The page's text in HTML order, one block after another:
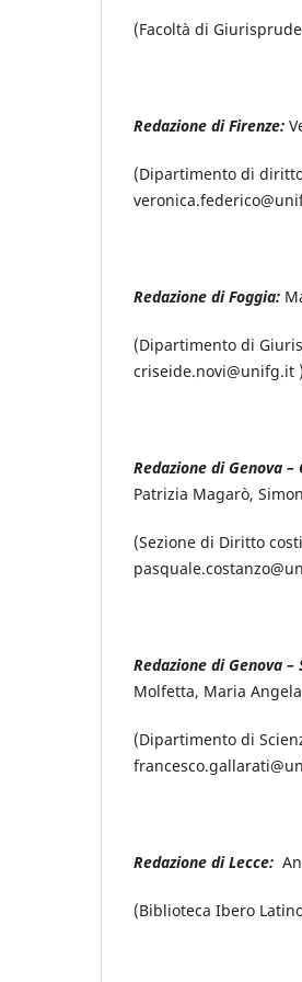
(Facoltà di
Redazione di Firenze:
(Dipartimento di diritto
Redazione di Foggia:
(Dipartimento di
criseide.novi@unifg.it )
Redazione di Genova
Patrizia Magarò,
(Sezione di Diritto
Redazione di Genova
Molfetta, Maria
(Dipartimento di
Redazione di Lecce:
(Biblioteca Ibero